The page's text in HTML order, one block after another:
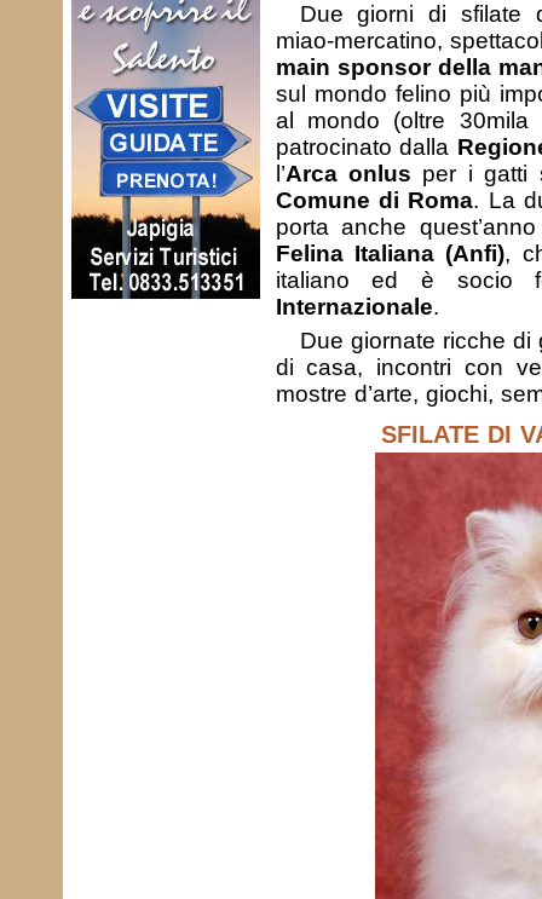
Due giorni di sfilate
miao-mercatino,
main sponsor della
sul mondo felino più
al mondo (oltre
patrocinato dalla
l’Arca onlus per i gatti
Comune di Roma. La
porta anche
Felina Italiana (Anfi),
italiano ed è socio
Internazionale.
Due giornate ricche
di casa, incontri con
mostre d’arte, giochi,
SFILATE DI